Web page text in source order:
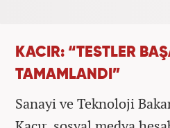
KACIR: “TESTLER
TAMAMLANDI”
Sanayi ve Teknoloji